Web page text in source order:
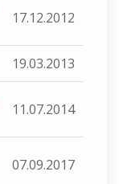
17.12.2012
19.03.2013
11.07.2014
07.09.2017